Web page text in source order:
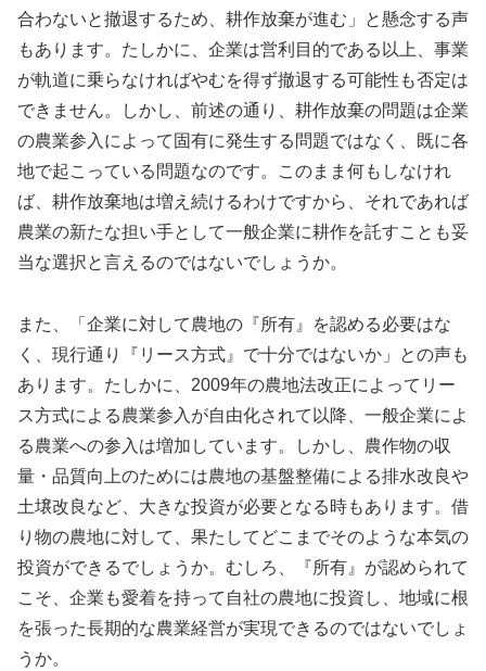
合わないと撤退するため、耕作放棄が進む」と懸念する声
もあります。たしかに、企業は営利目的である以上、事業
が軌道に乗らなければやむを得ず撤退する可能性も否定は
できません。しかし、前述の通り、耕作放棄の問題は企業
の農業参入によって固有に発生する問題ではなく、既に各
地で起こっている問題なのです。このまま何もしなけれ
ば、耕作放棄地は増え続けるわけですから、それであれば
農業の新たな担い手として一般企業に耕作を託すことも妥
当な選択と言えるのではないでしょうか。
また、「企業に対して農地の『所有』を認める必要はな
く、現行通り『リース方式』で十分ではないか」との声も
あります。たしかに、2009年の農地法改正によってリー
ス方式による農業参入が自由化されて以降、一般企業によ
る農業への参入は増加しています。しかし、農作物の収
量・品質向上のためには農地の基盤整備による排水改良や
土壌改良など、大きな投資が必要となる時もあります。借
り物の農地に対して、果たしてどこまでそのような本気の
投資ができるでしょうか。むしろ、『所有』が認められて
こそ、企業も愛着を持って自社の農地に投資し、地域に根
を張った長期的な農業経営が実現できるのではないでしょ
うか。